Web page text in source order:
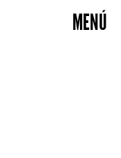
MENÚ